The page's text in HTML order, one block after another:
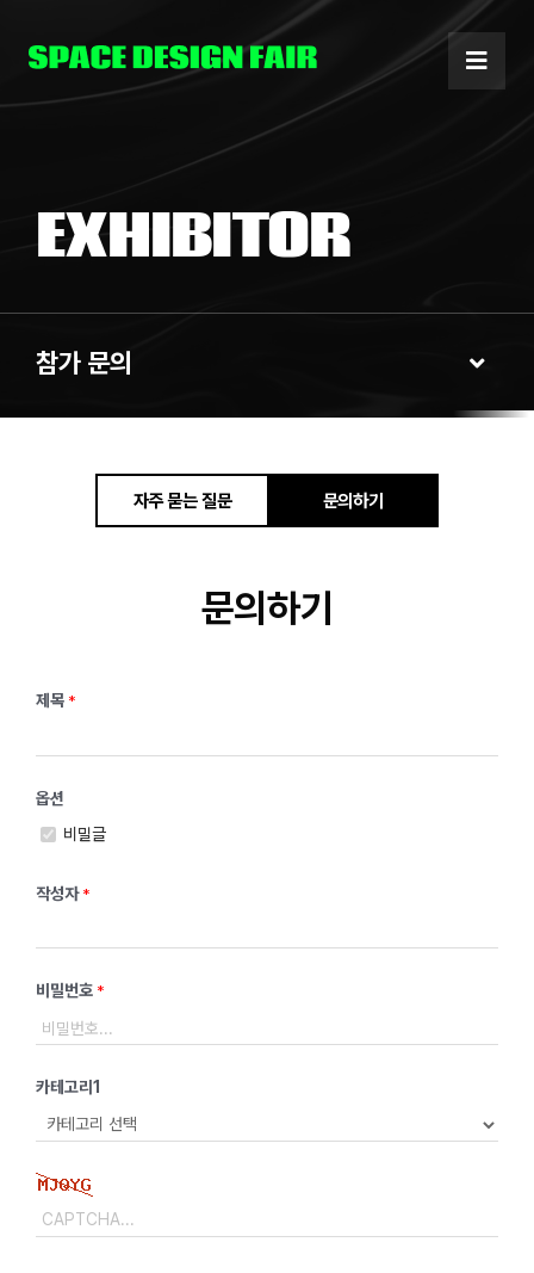
content
EXHIBITOR
참가 문의
참가 문의
자주 묻는 질문 문의하기
문의하기
제목 *
옵션
비밀글
작성자 *
비밀번호 *
카테고리1